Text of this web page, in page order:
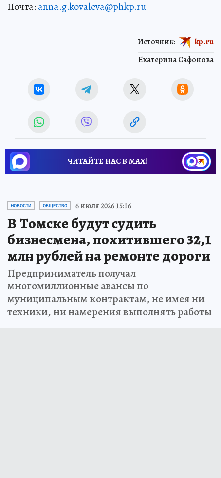
Почта: anna.g.kovaleva@phkp.ru
Екатерина Сафонова
Источник: kp.ru
ЧИТАЙТЕ НАС В МАХ!
НОВОСТИ ОБЩЕСТВО 6 июля 2026 15:16
В Томске будут судить
бизнесмена, похитившего 32,1
млн рублей на ремонте дороги
Предприниматель получал
многомиллионные авансы по
муниципальным контрактам, не имея ни
техники, ни намерения выполнять работы